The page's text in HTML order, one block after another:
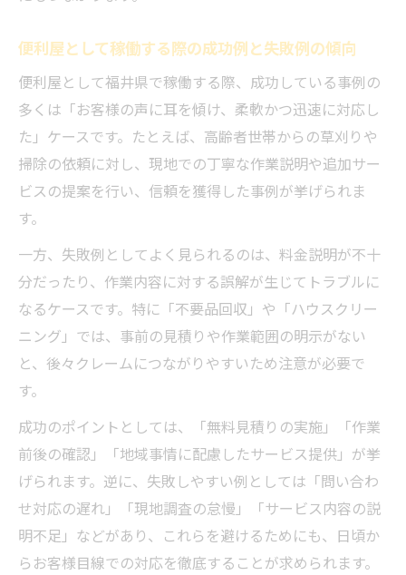
便利屋として稼働する際の成功例と失敗例の傾向
便利屋として福井県で稼働する際、成功している事例の
多くは「お客様の声に耳を傾け、柔軟かつ迅速に対応し
た」ケースです。たとえば、高齢者世帯からの草刈りや
掃除の依頼に対し、現地での丁寧な作業説明や追加サー
ビスの提案を行い、信頼を獲得した事例が挙げられま
す。
一方、失敗例としてよく見られるのは、料金説明が不十
分だったり、作業内容に対する誤解が生じてトラブルに
なるケースです。特に「不要品回収」や「ハウスクリー
ニング」では、事前の見積りや作業範囲の明示がない
と、後々クレームにつながりやすいため注意が必要で
す。
成功のポイントとしては、「無料見積りの実施」「作業
前後の確認」「地域事情に配慮したサービス提供」が挙
げられます。逆に、失敗しやすい例としては「問い合わ
せ対応の遅れ」「現地調査の怠慢」「サービス内容の説
明不足」などがあり、これらを避けるためにも、日頃か
らお客様目線での対応を徹底することが求められます。